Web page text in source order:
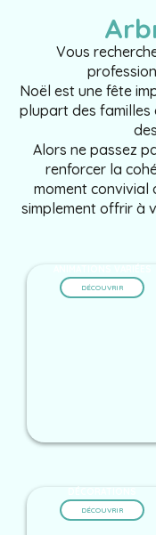
Vous
Noël est une fête
plupart des familles
Alors ne passez
renforcer la
moment
simplement offrir à
DÉCOUVRIR
DÉCOUVRIR